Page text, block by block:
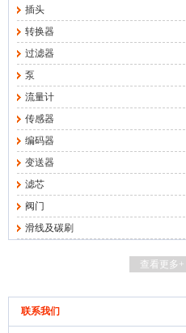
插头
转换器
过滤器
泵
流量计
传感器
编码器
变送器
滤芯
阀门
滑线及碳刷
查看更多+
联系我们